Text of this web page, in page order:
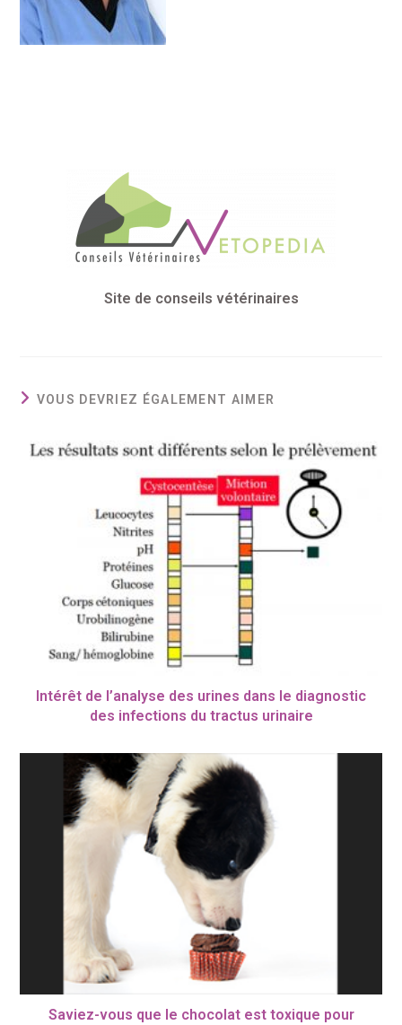
Site de conseils vétérinaires
VOUS DEVRIEZ ÉGALEMENT AIMER
Intérêt de l’analyse des urines dans le diagnostic
des infections du tractus urinaire
Saviez-vous que le chocolat est toxique pour